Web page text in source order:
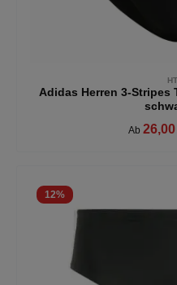
Adidas Herren 3-Stripes
Ab
12%